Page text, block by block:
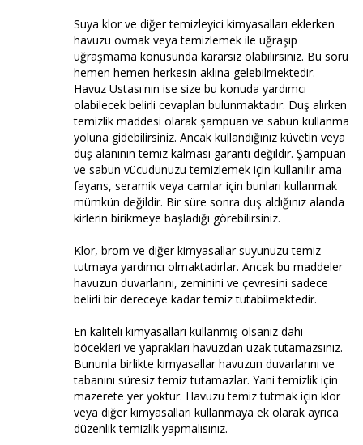
Suya klor ve diğer temizleyici kimyasalları eklerken
havuzu ovmak veya temizlemek ile uğraşıp
uğraşmama konusunda kararsız olabilirsiniz. Bu soru
hemen hemen herkesin aklına gelebilmektedir.
Havuz Ustası'nın ise size bu konuda yardımcı
olabilecek belirli cevapları bulunmaktadır. Duş alırken
temizlik maddesi olarak şampuan ve sabun kullanma
yoluna gidebilirsiniz. Ancak kullandığınız küvetin veya
duş alanının temiz kalması garanti değildir. Şampuan
ve sabun vücudunuzu temizlemek için kullanılır ama
fayans, seramik veya camlar için bunları kullanmak
mümkün değildir. Bir süre sonra duş aldığınız alanda
kirlerin birikmeye başladığı görebilirsiniz.
Klor, brom ve diğer kimyasallar suyunuzu temiz
tutmaya yardımcı olmaktadırlar. Ancak bu maddeler
havuzun duvarlarını, zeminini ve çevresini sadece
belirli bir dereceye kadar temiz tutabilmektedir.
En kaliteli kimyasalları kullanmış olsanız dahi
böcekleri ve yaprakları havuzdan uzak tutamazsınız.
Bununla birlikte kimyasallar havuzun duvarlarını ve
tabanını süresiz temiz tutamazlar. Yani temizlik için
mazerete yer yoktur. Havuzu temiz tutmak için klor
veya diğer kimyasalları kullanmaya ek olarak ayrıca
düzenlik temizlik yapmalısınız.